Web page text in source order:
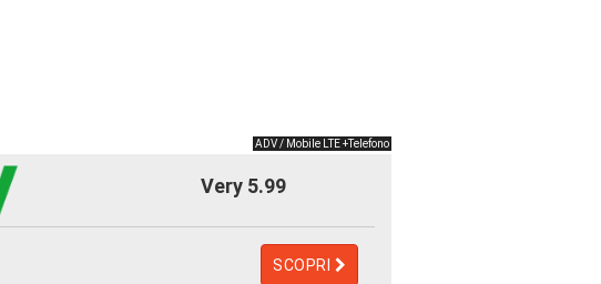
ADV / Mobile LTE +Telefono
Very 5.99
SCOPRI